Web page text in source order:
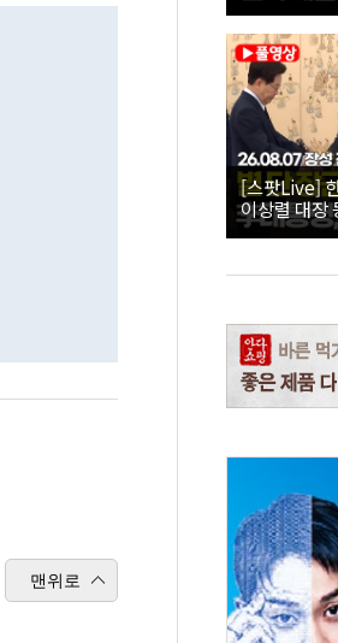
맨위로
[스팟Live]
이상렬 대장
직접 수여｜